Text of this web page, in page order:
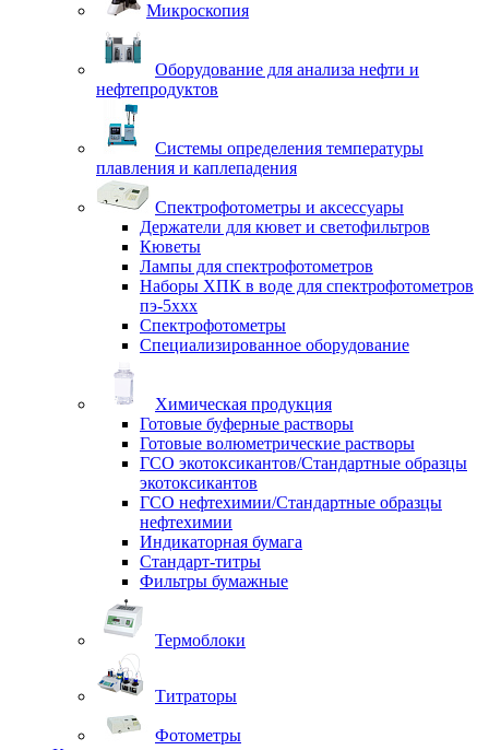
Микроскопия
Оборудование для анализа нефти и
нефтепродуктов
Системы определения температуры
плавления и каплепадения
Спектрофотометры и аксессуары
Держатели для кювет и светофильтров
Кюветы
Лампы для спектрофотометров
Наборы ХПК в воде для спектрофотометров
пэ-5ххх
Спектрофотометры
Специализированное оборудование
Химическая продукция
Готовые буферные растворы
Готовые волюметрические растворы
ГСО экотоксикантов/Стандартные образцы
экотоксикантов
ГСО нефтехимии/Стандартные образцы
нефтехимии
Индикаторная бумага
Стандарт-титры
Фильтры бумажные
Термоблоки
Титраторы
Фотометры